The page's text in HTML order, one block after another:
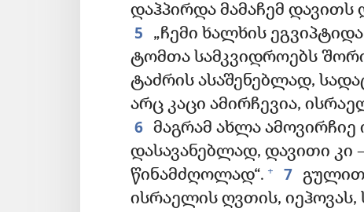
დაჰპირდა მამაჩემ
5
„ჩემი ხალხის
ტომთა სამკვიდროებს
ტაძრის ასაშენებლად,
არც კაცი ამირჩევია,
6 მაგრამ ახლა
დასავანებლად, დავითი კი
წინამძღოლად“. + 7 გულით
ისრაელის ღვთის, იეჰოვას,